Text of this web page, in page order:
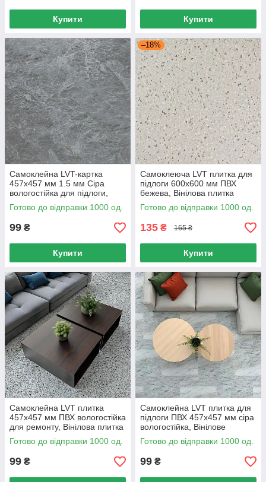
Купити Купити
Самоклейна LVT-картка
457х457 мм 1.5 мм Сіра
вологостійка для підлоги,
Вінілова плитка для кухні
Готово до відправки 1000 од.
99 ₴
Купити
–18%
Самоклеюча LVT плитка для
підлоги 600х600 мм ПВХ
бежева, Вінілова плитка
вологостійка для кухні
Готово до відправки 1000 од.
135 ₴ 165 ₴
Купити
Самоклейна LVT плитка
457х457 мм ПВХ вологостійка
для ремонту, Вінілова плитка
для підлоги кухні та ванної
Готово до відправки 1000 од.
99 ₴
Самоклейна LVT плитка для
підлоги ПВХ 457х457 мм сіра
вологостійка, Вінілове
покриття для кухні
Готово до відправки 1000 од.
99 ₴